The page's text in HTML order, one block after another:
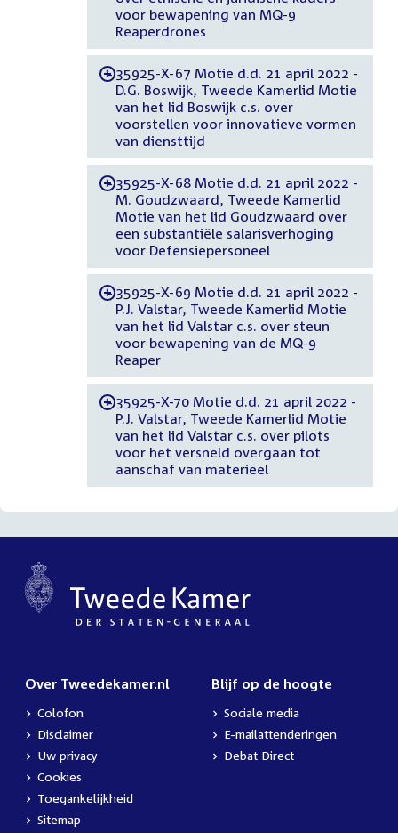
voor bewapening van MQ-9
Reaperdrones
-35925-X-67 Motie d.d. 21 april 2022 -
D.G. Boswijk, Tweede Kamerlid Motie
van het lid Boswijk c.s. over
voorstellen voor innovatieve vormen
van diensttijd
-35925-X-68 Motie d.d. 21 april 2022 -
M. Goudzwaard, Tweede Kamerlid
Motie van het lid Goudzwaard over
een substantiële salarisverhoging
voor Defensiepersoneel
-35925-X-69 Motie d.d. 21 april 2022 -
P.J. Valstar, Tweede Kamerlid Motie
van het lid Valstar c.s. over steun
voor bewapening van de MQ-9
Reaper
-35925-X-70 Motie d.d. 21 april 2022 -
P.J. Valstar, Tweede Kamerlid Motie
van het lid Valstar c.s. over pilots
voor het versneld overgaan tot
aanschaf van materieel
Over Tweedekamer.nl
Colofon
Disclaimer
Uw privacy
Cookies
Toegankelijkheid
Sitemap
Blijf op de hoogte
Sociale media
E-mailattenderingen
Debat Direct